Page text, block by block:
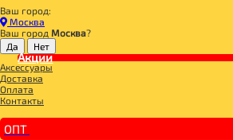
Ваш город:
Москва
Ваш город Москва?
Акции
Аксессуары
Доставка
Оплата
Контакты
ОПТ
Главная
СПОРТИВНОЕ ПИТАНИЕ
ВИТАМИНЫ И МИНЕРАЛЫ
ВИТАМИНЫ МУЖСКИЕ
Optimum Nutrition Витамины Opti-Men 150 таблеток